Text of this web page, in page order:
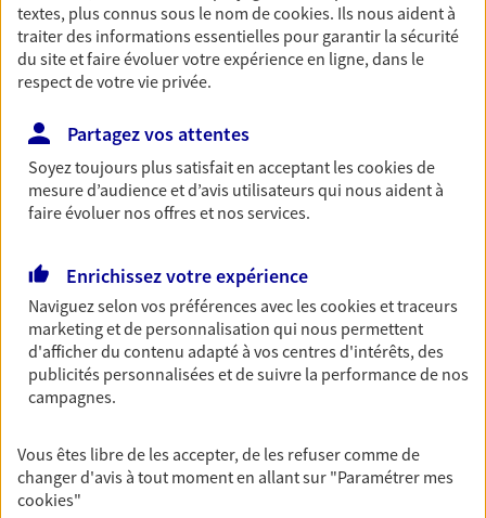
Découvrir les offres Épargne
Retraite
Préparez sereinement ce nouveau chapitre de
votre vie avec les conseils d'un expert. Découvrez
notre solution PER (Plan Epargne Retraite)
spécialement conçue pour la retraite.
Prévoyance
Pour un avenir serein, assurez-vous avec notre
contrat prévoyance. Préservez vos proches en cas
d'accident ou de maladie en optant pour les
garanties incapacité temporaire totale de travail,
Découvrir l'offre Prévoyance
textes, plus connus sous le nom decookies. Ils nous aident à
traiter des informations essentielles pour garantir la sécurité
du site et faire évoluer votre expérience en ligne, dans le
respect de votre vie privée.
Partagez vos attentes
Soyez toujours plus satisfait en acceptant lescookiesde
mesure d’audience et d’avis utilisateurs qui nous aident à
faire évoluer nos offres et nos services.
Enrichissez votre expérience
Naviguez selon vos préférences avec lescookies et traceurs
marketing et de personnalisation qui nous permettent
d'afficher du contenu adapté à vos centres d'intérêts, des
publicités personnalisées et de suivre la performance de nos
campagnes.
Vous êtes libre de les accepter, de les refuser comme de
changer d'avis à tout moment en allant sur "Paramétrer mes
cookies"